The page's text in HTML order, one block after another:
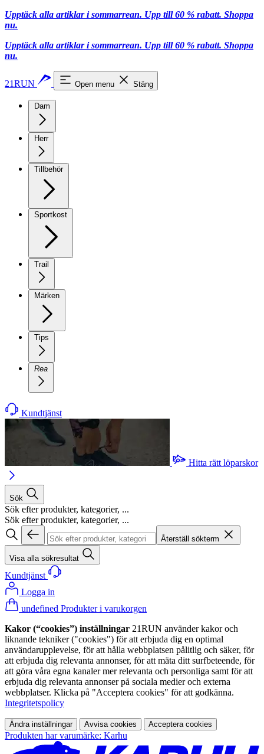
Upptäck alla artiklar i sommarrean. Upp till 60 % rabatt. Shoppa
nu.
Upptäck alla artiklar i sommarrean. Upp till 60 % rabatt. Shoppa
nu.
21RUN Open menu Stäng
Dam
Herr
Tillbehör
Sportkost
Trail
Märken
Tips
Rea
Kundtjänst
Hitta rätt löparskor
Sök
Sök efter produkter, kategorier, ...
Sök efter produkter, kategorier, ...
Återställ sökterm
Visa alla sökresultat
Kundtjänst
Logga in
undefined Produkter i varukorgen
Kakor (“cookies”) inställningar 21RUN använder kakor och
liknande tekniker ("cookies") för att erbjuda dig en optimal
användarupplevelse, för att hålla webbplatsen pålitlig och säker, för
att erbjuda dig relevanta annonser, för att mäta ditt surfbeteende, för
att göra våra egna kanaler mer relevanta och personliga samt för att
erbjuda dig relevanta annonser på sociala medier och externa
webbplatser. Klicka på "Acceptera cookies" för att godkänna.
Integritetspolicy
Ändra inställningar Avvisa cookies Acceptera cookies
Produkten har varumärke: Karhu